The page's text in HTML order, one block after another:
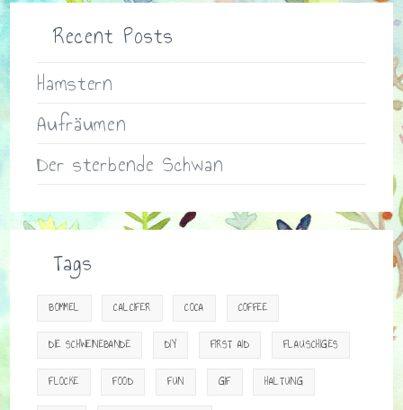
Recent Posts
Hamstern
Aufräumen
Der sterbende Schwan
Tags
BOMMEL CALCIFER COCA COFFEE
DIE SCHWEINEBANDE DIY FIRST AID FLAUSCHIGES
FLOCKE FOOD FUN GIF HALTUNG